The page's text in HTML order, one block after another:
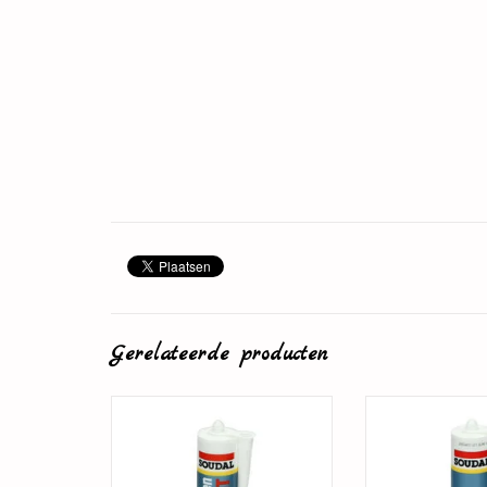
Gerelateerde producten
TOEVOEGEN AAN WINKELWAGEN TOEVOEGEN AAN